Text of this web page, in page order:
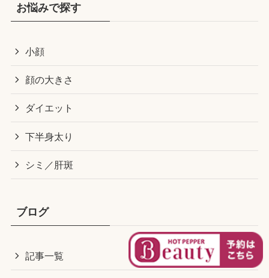
お悩みで探す
小顔
顔の大きさ
ダイエット
下半身太り
シミ／肝斑
ブログ
記事一覧